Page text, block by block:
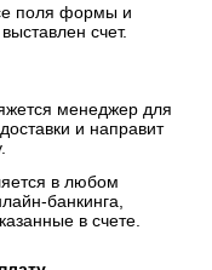
поля формы и
счет.
менеджер для
и направит
в любом
банкинга,
в счете.